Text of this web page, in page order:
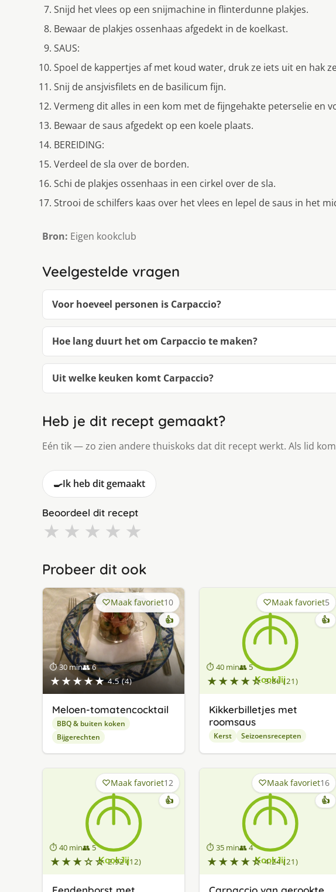
Snijd het vlees op een snijmachine in flinterdunne plakjes.
Bewaar de plakjes ossenhaas afgedekt in de koelkast.
SAUS:
Spoel de kappertjes af met koud water, druk ze iets uit en hak
Snij de ansjvisfilets en de basilicum fijn.
Vermeng dit alles in een kom met de fijngehakte peterselie en
Bewaar de saus afgedekt op een koele plaats.
BEREIDING:
Verdeel de sla over de borden.
Schi de plakjes ossenhaas in een cirkel over de sla.
Strooi de schilfers kaas over het vlees en lepel de saus in het
Bron: Eigen kookclub
Veelgestelde vragen
Voor hoeveel personen is Carpaccio?
Hoe lang duurt het om Carpaccio te maken?
Uit welke keuken komt Carpaccio?
Heb je dit recept gemaakt?
Eén tik — zo zien andere thuiskoks dat dit recept werkt. Als lid
🍳Ik heb dit gemaakt
Beoordeel dit recept
★ ★ ★ ★ ★
Probeer dit ook
⏱ 30 min👥 6
★★★★★ 4.5 (4)
Maak favoriet10
👍
Meloen-tomatencocktail
BBQ & buiten koken
Bijgerechten
⏱ 40 min👥 5
★★★★☆ 3.86 (21)
Maak favoriet5
👍
Kikkerbilletjes met
roomsaus
Kerst Seizoensrecepten
⏱ 40 min👥 5
★★★☆☆ 2.92 (12)
Maak favoriet12
👍
⏱ 35 min👥 4
★★★★☆ 4.24 (21)
Maak favoriet16
👍